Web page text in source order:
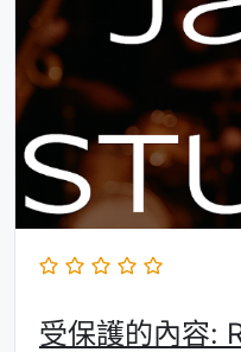
受保護的內容: